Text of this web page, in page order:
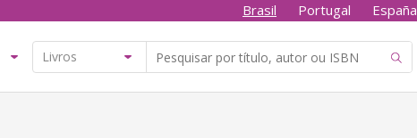
Brasil Portugal España